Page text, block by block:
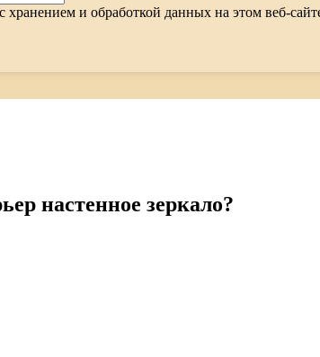
хранением и обработкой данных на этом веб-
настенное зеркало?